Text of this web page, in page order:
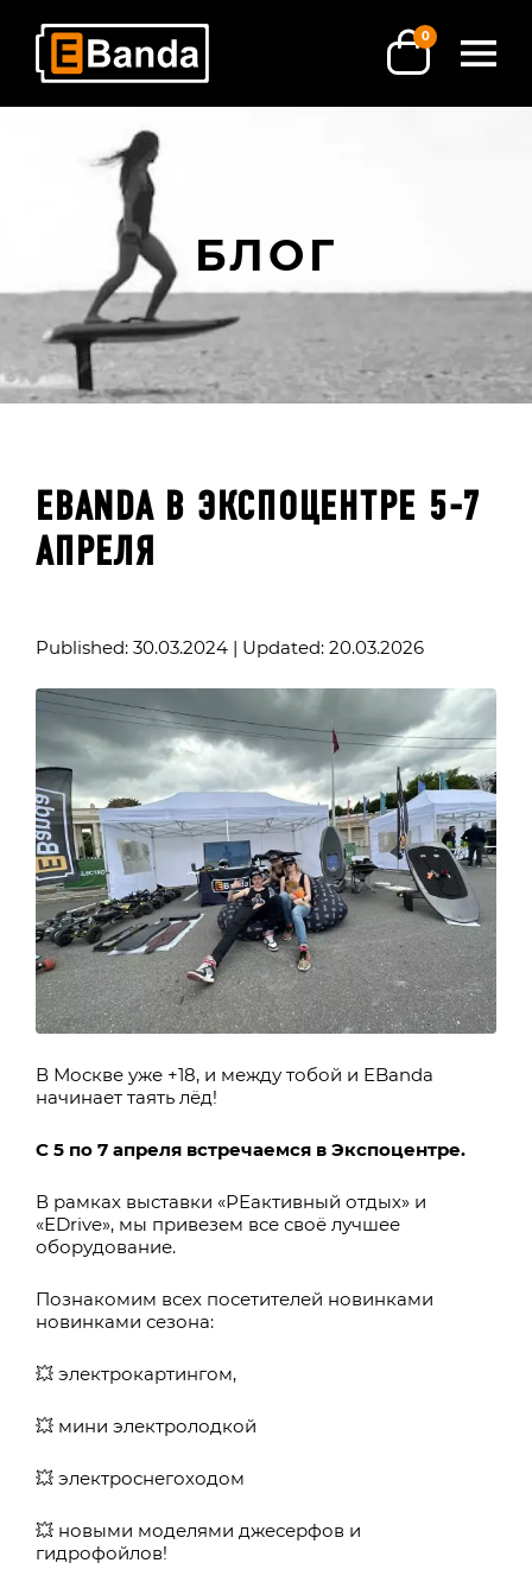
0
БЛОГ
EBANDA В ЭКСПОЦЕНТРЕ 5-7
АПРЕЛЯ
Published: 30.03.2024 | Updated: 20.03.2026
В Москве уже +18, и между тобой и EBanda
начинает таять лёд!
С 5 по 7 апреля встречаемся в Экспоцентре.
В рамках выставки «РЕактивный отдых» и
«ЕDrive», мы привезем все своё лучшее
оборудование.
Познакомим всех посетителей новинками
новинками сезона:
💥 электрокартингом,
💥 мини электролодкой
💥 электроснегоходом
💥 новыми моделями джесерфов и
гидрофойлов!